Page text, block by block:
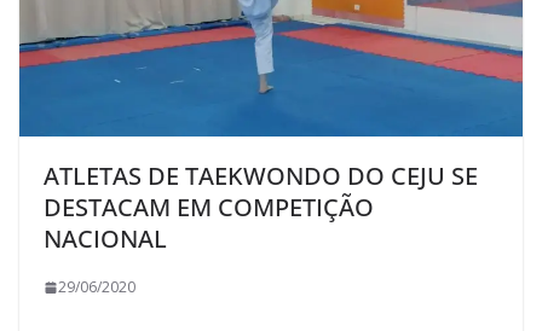
ATLETAS DE TAEKWONDO DO CEJU SE
DESTACAM EM COMPETIÇÃO
NACIONAL
29/06/2020